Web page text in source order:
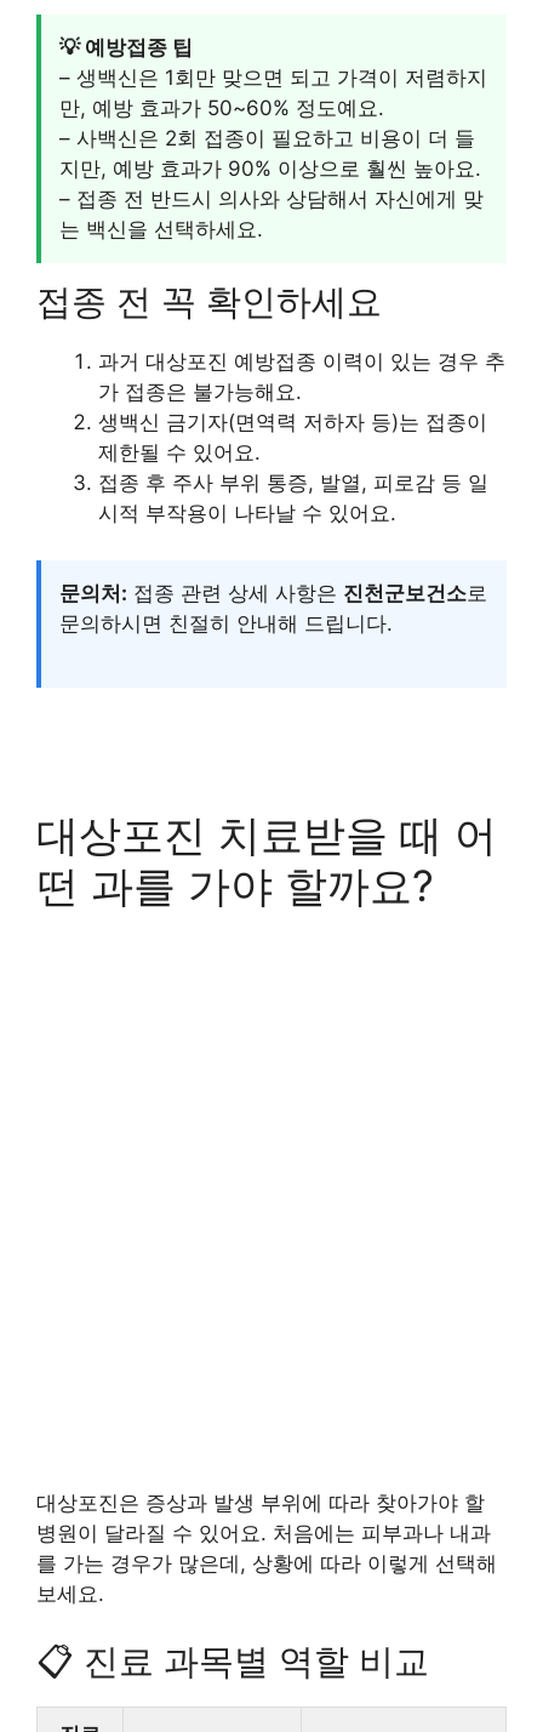
💡 예방접종 팁
– 생백신은 1회만 맞으면 되고 가격이 저렴하지
만, 예방 효과가 50~60% 정도예요.
– 사백신은 2회 접종이 필요하고 비용이 더 들
지만, 예방 효과가 90% 이상으로 훨씬 높아요.
– 접종 전 반드시 의사와 상담해서 자신에게 맞
는 백신을 선택하세요.
접종 전 꼭 확인하세요
과거 대상포진 예방접종 이력이 있는 경우 추
가 접종은 불가능해요.
생백신 금기자(면역력 저하자 등)는 접종이
제한될 수 있어요.
접종 후 주사 부위 통증, 발열, 피로감 등 일
시적 부작용이 나타날 수 있어요.
문의처: 접종 관련 상세 사항은 진천군보건소로
문의하시면 친절히 안내해 드립니다.
대상포진 치료받을 때 어
떤 과를 가야 할까요?
대상포진은 증상과 발생 부위에 따라 찾아가야 할
병원이 달라질 수 있어요. 처음에는 피부과나 내과
를 가는 경우가 많은데, 상황에 따라 이렇게 선택해
보세요.
📋 진료 과목별 역할 비교